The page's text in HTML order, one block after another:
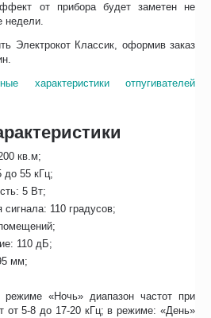
от прибора будет заметен не
недели.
Электрокот Классик, оформив заказ
характеристики отпугивателей
кв.м;
до 55 кГц;
5 Вт;
сигнала: 110 градусов;
110 дБ;
мм;
«Ночь» диапазон частот при
от 5-8 до 17-20 кГц; в режиме: «День»